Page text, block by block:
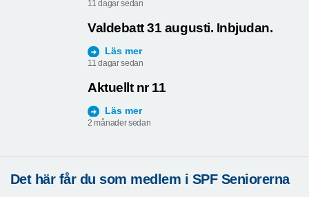
11 dagar sedan
Valdebatt 31 augusti. Inbjudan.
Läs mer
11 dagar sedan
Aktuellt nr 11
Läs mer
2 månader sedan
Det här får du som medlem i SPF Seniorerna